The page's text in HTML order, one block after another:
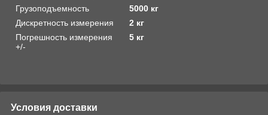
Грузоподъемность
5000 кг
Дискретность измерения
2 кг
Погрешность измерения
+/-
5 кг
Условия доставки